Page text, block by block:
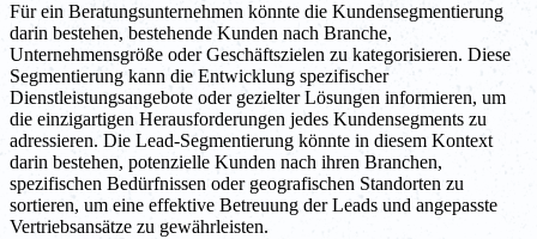
Für ein Beratungsunternehmen könnte die Kundensegmentierung
darin bestehen, bestehende Kunden nach Branche,
Unternehmensgröße oder Geschäftszielen zu kategorisieren. Diese
Segmentierung kann die Entwicklung spezifischer
Dienstleistungsangebote oder gezielter Lösungen informieren, um
die einzigartigen Herausforderungen jedes Kundensegments zu
adressieren. Die Lead-Segmentierung könnte in diesem Kontext
darin bestehen, potenzielle Kunden nach ihren Branchen,
spezifischen Bedürfnissen oder geografischen Standorten zu
sortieren, um eine effektive Betreuung der Leads und angepasste
Vertriebsansätze zu gewährleisten.